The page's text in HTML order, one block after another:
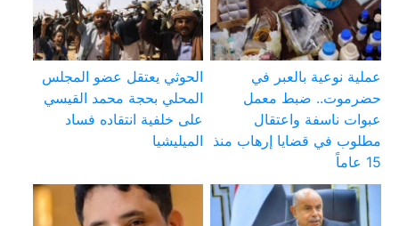
عملية نوعية بالعبر في
حضرموت.. ضبط معمل
عبوات ناسفة واعتقال
مطلوب في قضايا إرهاب منذ
15 عاماً
الحوثي يعتقل عضو المجلس
المحلي بحجة محمد القيسي
على خلفية انتقاده فساد
الميليشيا